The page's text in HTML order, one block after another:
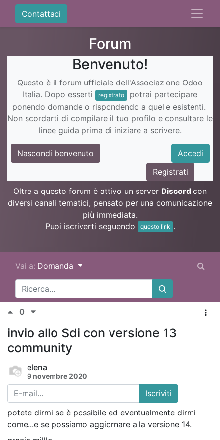
Contattaci
Forum
Benvenuto!
Questo è il forum ufficiale dell'Associazione Odoo
Italia. Dopo esserti
registrato
potrai partecipare
ponendo domande o rispondendo a quelle esistenti.
Non scordarti di compilare il tuo profilo e consultare le
linee guida prima di iniziare a scrivere.
Nascondi benvenuto
Accedi
Registrati
Oltre a questo forum è attivo un server Discord con
diversi canali tematici, pensato per una comunicazione
più immediata.
Puoi iscriverti seguendo
questo link .
Vai a: Domanda
0
invio allo Sdi con versione 13
community
elena
9 novembre 2020
Iscriviti
potete dirmi se è possibile ed eventualmente dirmi
come...e se possiamo aggiornare alla versione 14.